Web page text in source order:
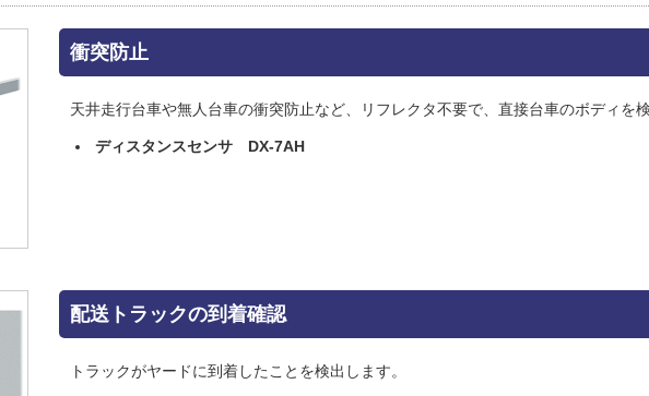
衝突防止
天井走行台車や無人台車の衝突防止など、リフレクタ不要で、直接台車のボディを検
ディスタンスセンサ DX-7AH
配送トラックの到着確認
トラックがヤードに到着したことを検出します。